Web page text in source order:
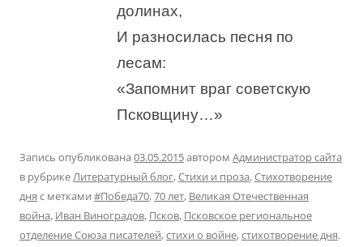
долинах,
И разносилась песня по
лесам:
«Запомнит враг советскую
Псковщину…»
Запись опубликована 03.05.2015автором Администратор сайта
в рубрикеЛитературный блог,Стихи и проза,Стихотворение
дня с метками #Победа70,70 лет, Великая Отечественная
война, Иван Виноградов, Псков, Псковское региональное
отделение Союза писателей,стихи о войне,стихотворение дня.